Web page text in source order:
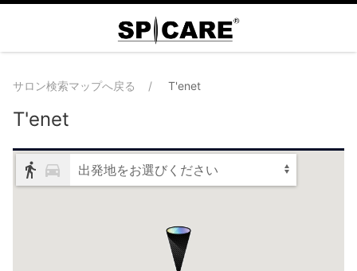
サロン検索マップへ戻る T'enet
T'enet
出発地をお選びください